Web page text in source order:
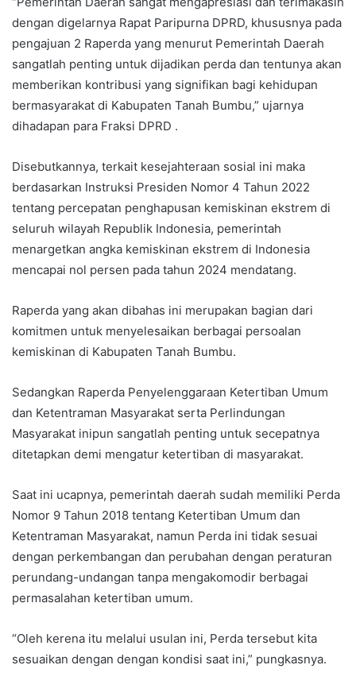
dengan digelarnya Rapat Paripurna DPRD, khususnya pada
pengajuan 2 Raperda yang menurut Pemerintah Daerah
sangatlah penting untuk dijadikan perda dan tentunya akan
memberikan kontribusi yang signifikan bagi kehidupan
bermasyarakat di Kabupaten Tanah Bumbu,” ujarnya
dihadapan para Fraksi DPRD .
Disebutkannya, terkait kesejahteraan sosial ini maka
berdasarkan Instruksi Presiden Nomor 4 Tahun 2022
tentang percepatan penghapusan kemiskinan ekstrem di
seluruh wilayah Republik Indonesia, pemerintah
menargetkan angka kemiskinan ekstrem di Indonesia
mencapai nol persen pada tahun 2024 mendatang.
Raperda yang akan dibahas ini merupakan bagian dari
komitmen untuk menyelesaikan berbagai persoalan
kemiskinan di Kabupaten Tanah Bumbu.
Sedangkan Raperda Penyelenggaraan Ketertiban Umum
dan Ketentraman Masyarakat serta Perlindungan
Masyarakat inipun sangatlah penting untuk secepatnya
ditetapkan demi mengatur ketertiban di masyarakat.
Saat ini ucapnya, pemerintah daerah sudah memiliki Perda
Nomor 9 Tahun 2018 tentang Ketertiban Umum dan
Ketentraman Masyarakat, namun Perda ini tidak sesuai
dengan perkembangan dan perubahan dengan peraturan
perundang-undangan tanpa mengakomodir berbagai
permasalahan ketertiban umum.
“Oleh kerena itu melalui usulan ini, Perda tersebut kita
sesuaikan dengan dengan kondisi saat ini,” pungkasnya.